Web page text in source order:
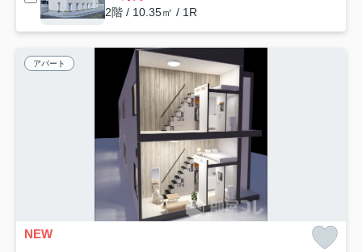
2階 / 10.35㎡ / 1R
アパート
NEW